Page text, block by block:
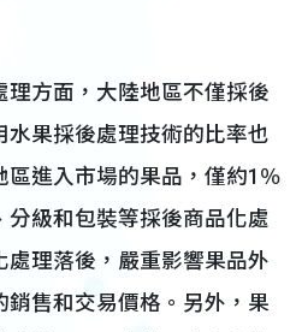
方面，大陸地區不僅採後
果採後處理技術的比率也
進入市場的果品，僅約1％
級和包裝等採後商品化處
理落後，嚴重影響果品外
售和交易價格。另外，果